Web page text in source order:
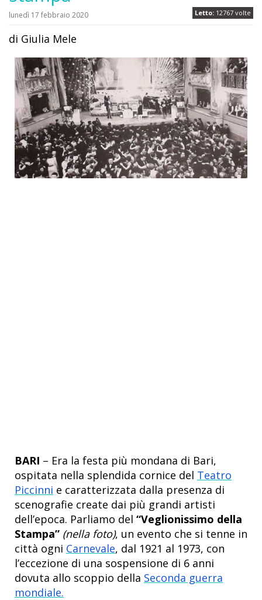
Letto: 12767 volte
lunedì 17 febbraio 2020
di Giulia Mele
BARI – Era la festa più mondana di Bari,
ospitata nella splendida cornice del Teatro
Piccinni e caratterizzata dalla presenza di
scenografie create dai più grandi artisti
dell’epoca. Parliamo del “Veglionissimo della
Stampa” (nella foto), un evento che si tenne in
città ogni Carnevale, dal 1921 al 1973, con
l’eccezione di una sospensione di 6 anni
dovuta allo scoppio della Seconda guerra
mondiale.